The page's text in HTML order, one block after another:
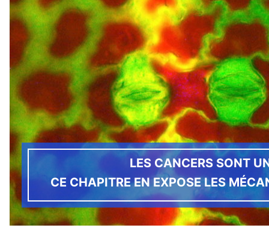
LES CANCERS SONT
CE CHAPITRE EN EXPOSE LES